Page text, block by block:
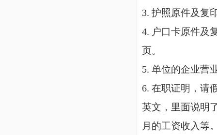
3. 护照原件及复
4. 户口卡原件及
页。
5. 单位的企业营
6. 在职证明，请
英文，里面说明
月的工资收入等